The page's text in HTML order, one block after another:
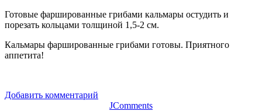
Готовые фаршированные грибами кальмары остудить и
порезать кольцами толщиной 1,5-2 см.
Кальмары фаршированные грибами готовы. Приятного
аппетита!
Добавить комментарий
JComments